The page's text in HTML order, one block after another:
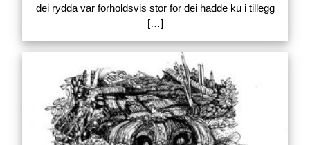
dei rydda var forholdsvis stor for dei hadde ku i tillegg
[…]